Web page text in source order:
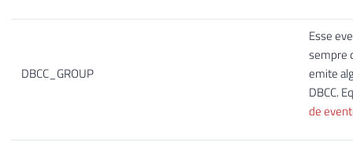
DBCC_GROUP
Esse
sempre
emite
DBCC.
de